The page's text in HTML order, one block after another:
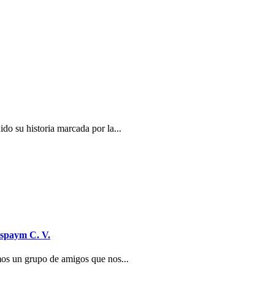
su historia marcada por la...
C. V.
un grupo de amigos que nos...